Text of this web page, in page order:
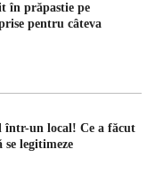
în prăpastie pe
pentru câteva
într-un local! Ce a făcut
legitimeze